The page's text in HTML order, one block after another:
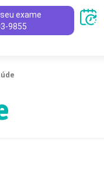
exame
9855